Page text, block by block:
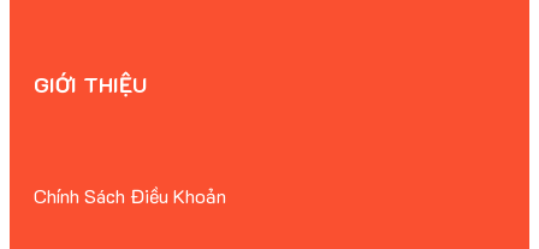
GIỚI THIỆU
Chính Sách Điều Khoản